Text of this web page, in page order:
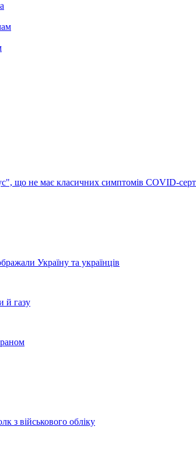
що не має класичних симптомів COVID-
Україну та українців
й газу
з військового обліку